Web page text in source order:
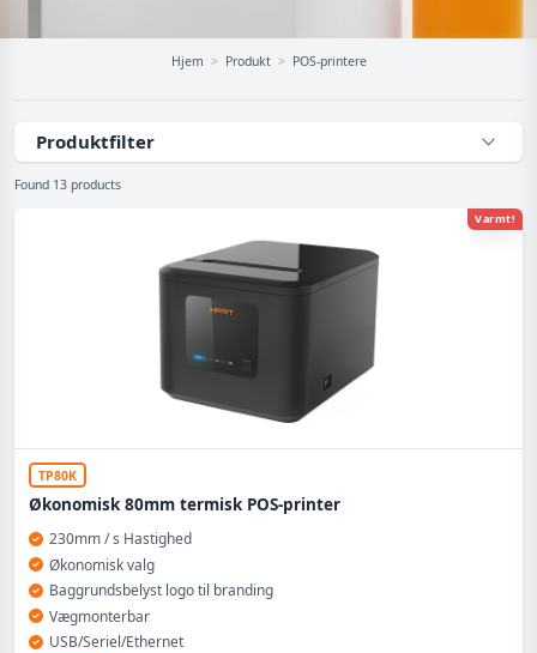
Hjem > Produkt > POS-printere
Produktfilter
Found 13 products
Varmt!
TP80K
Økonomisk 80mm termisk POS-printer
230mm / s Hastighed
Økonomisk valg
Baggrundsbelyst logo til branding
Vægmonterbar
USB/Seriel/Ethernet